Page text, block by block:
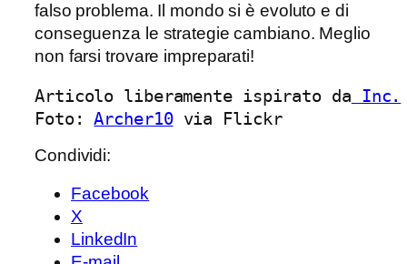
falso problema. Il mondo si è evoluto e di
conseguenza le strategie cambiano. Meglio
non farsi trovare impreparati!
Articolo liberamente ispirato da Inc.
Foto: Archer10 via Flickr
Condividi:
Facebook
X
LinkedIn